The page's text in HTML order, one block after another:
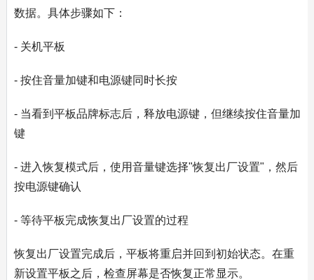
数据。具体步骤如下：
- 关机平板
- 按住音量加键和电源键同时长按
- 当看到平板品牌标志后，释放电源键，但继续按住音量加
键
- 进入恢复模式后，使用音量键选择"恢复出厂设置"，然后
按电源键确认
- 等待平板完成恢复出厂设置的过程
恢复出厂设置完成后，平板将重启并回到初始状态。在重
新设置平板之后，检查屏幕是否恢复正常显示。